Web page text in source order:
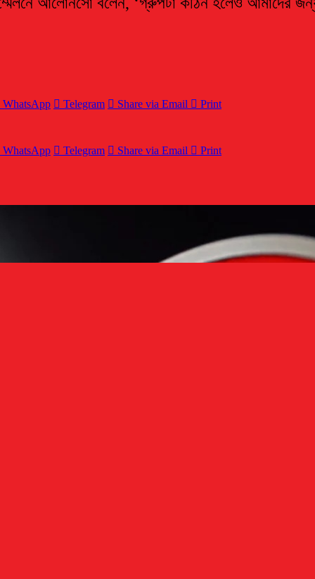
WhatsApp Telegram Share via Email
Print
WhatsApp Telegram Share via Email Print